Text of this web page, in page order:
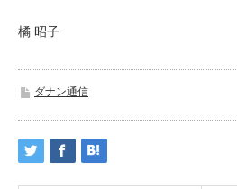
橘 昭子
ダナン通信